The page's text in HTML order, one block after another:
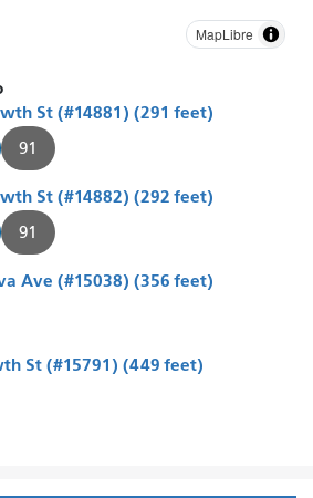
MapLibre
St (#14881) (291 feet)
91
St (#14882) (292 feet)
91
Ave (#15038) (356 feet)
St (#15791) (449 feet)